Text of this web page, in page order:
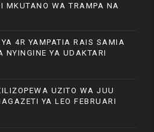
MKUTANO WA TRAMPA NA
4R YAMPATIA RAIS SAMIA
NYINGINE YA UDAKTARI
UZITO WA JUU
YA LEO FEBRUARI